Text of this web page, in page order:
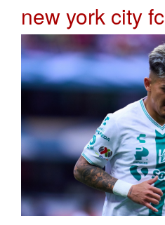
new york city fc